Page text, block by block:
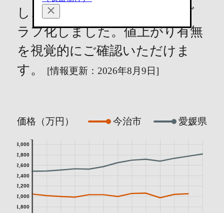
し、直近3年間の価格推移をグ
ラフ化しました。値上がり有無
を視覚的にご確認いただけま
す。
[情報更新：2026年8月9日]
価格（万円） 今治市 愛媛県
1,800
2,000
2,200
2,400
2,600
2,800
3,000